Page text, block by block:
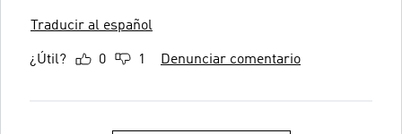
Traducir al español
¿Útil? 0 1 Denunciar comentario